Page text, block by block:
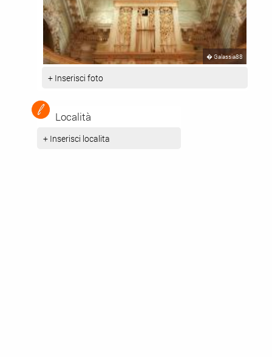
�Galassia88
+ Inserisci foto
Località
+ Inserisci localita